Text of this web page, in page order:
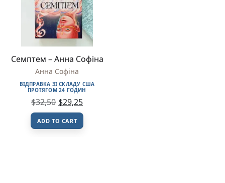
Семптем – Анна Софіна
Анна Софіна
ВІДПРАВКА ЗІ СКЛАДУ США
ПРОТЯГОМ 24 ГОДИН
$32,50 $29,25
ADD TO CART